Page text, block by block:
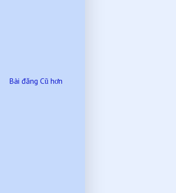
Bài đăng Cũ hơn